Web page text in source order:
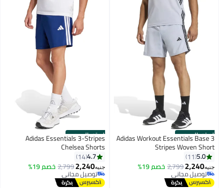
الستور الرسمي
Adidas Workout Essentials Base 3
Stripes Woven Short
5.0
11
جنيه2,240
2,799خصم 19%
توصيل مجاني
توصيل مجاني
الستور الرسمي
Adidas Essentials 3-Stripes
Chelsea Shorts
4.7
14
جنيه2,240
2,799خصم 19%
توصيل مجاني
توصيل مجاني